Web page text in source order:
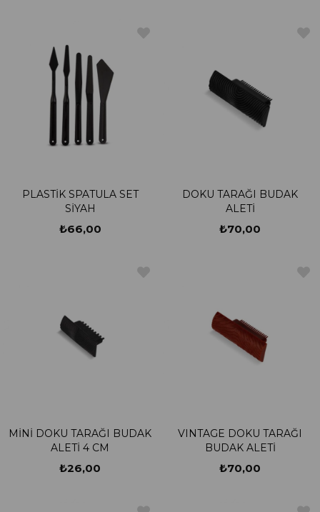
PLASTİK SPATULA SET
SİYAH
₺66,00
DOKU TARAĞI BUDAK
ALETİ
₺70,00
MİNİ DOKU TARAĞI BUDAK
ALETİ 4 CM
₺26,00
VINTAGE DOKU TARAĞI
BUDAK ALETİ
₺70,00